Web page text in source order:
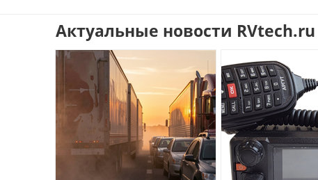
Актуальные новости RVtech.ru